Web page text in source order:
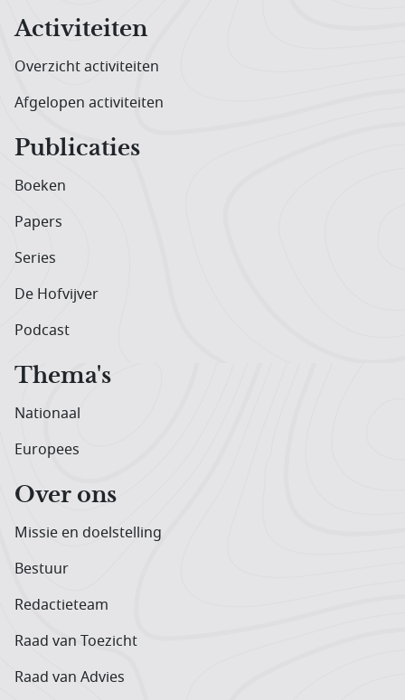
Activiteiten
Overzicht activiteiten
Afgelopen activiteiten
Publicaties
Boeken
Papers
Series
De Hofvijver
Podcast
Thema's
Nationaal
Europees
Over ons
Missie en doelstelling
Bestuur
Redactieteam
Raad van Toezicht
Raad van Advies